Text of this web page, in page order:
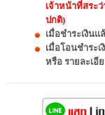
เจ้าหน้าที่สระ
ปกติ)
เมื่อชำระเงิน
เมื่อโอนชำระ
หรือ รายละเอี